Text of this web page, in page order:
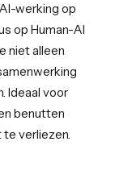
werking op
op Human-AI
niet alleen
Ideaal voor
benutten
verliezen.